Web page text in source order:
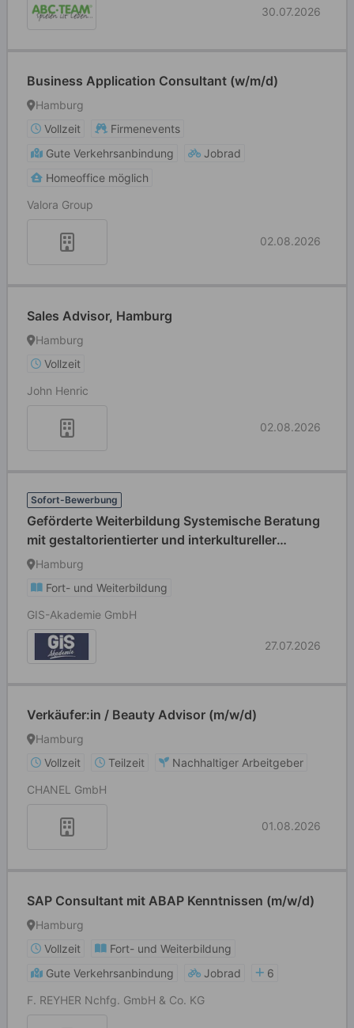
30.07.2026
Business Application Consultant (w/m/d)
Hamburg
Vollzeit
Firmenevents
Gute Verkehrsanbindung
Jobrad
Homeoffice möglich
Valora Group
02.08.2026
Sales Advisor, Hamburg
Hamburg
Vollzeit
John Henric
02.08.2026
Sofort-Bewerbung
Geförderte Weiterbildung Systemische Beratung
mit gestaltorientierter und interkultureller
Kompetenz (m/w/d)
Hamburg
Fort- und Weiterbildung
GIS-Akademie GmbH
27.07.2026
Verkäufer:in / Beauty Advisor (m/w/d)
Hamburg
Vollzeit
Teilzeit
Nachhaltiger Arbeitgeber
CHANEL GmbH
01.08.2026
SAP Consultant mit ABAP Kenntnissen (m/w/d)
Hamburg
Vollzeit
Fort- und Weiterbildung
Gute Verkehrsanbindung
Jobrad
6
F. REYHER Nchfg. GmbH & Co. KG